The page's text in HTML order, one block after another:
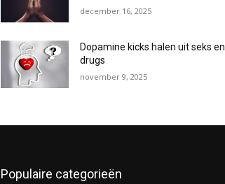
december 16, 2025
Dopamine kicks halen uit seks en
drugs
november 9, 2025
Populaire categorieën